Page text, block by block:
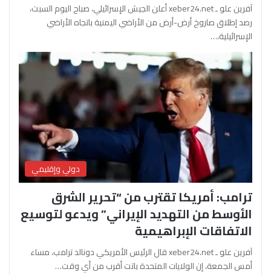
آفرين علو ـ xeber24.net أعلن الجيش الإسرائيلي، صباح اليوم السبت،
رصد إطلاق صاروخ أرض-أرض من الأراضي اليمنية باتجاه الأراضي
الإسرائيلية،…
دولي وإقليمي
ترامب: أمريكا تقترب من “تحرير الشرق
الأوسط من التهديد الإيراني” ويدعو لتوسيع
الاتفاقات الإبراهيمية
آفرين علو ـ xeber24.net قال الرئيس الأمريكي دونالد ترامب، مساء
أمس الجمعة، إن الولايات المتحدة باتت أقرب من أي وقت…